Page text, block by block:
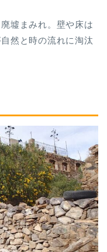
墟まみれ。壁や床は
然と時の流れに淘汰